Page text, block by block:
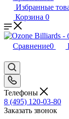
Избранные
Корзина 0
Сравнение0
Телефоны
8 (495) 120-03-80
Заказать звонок